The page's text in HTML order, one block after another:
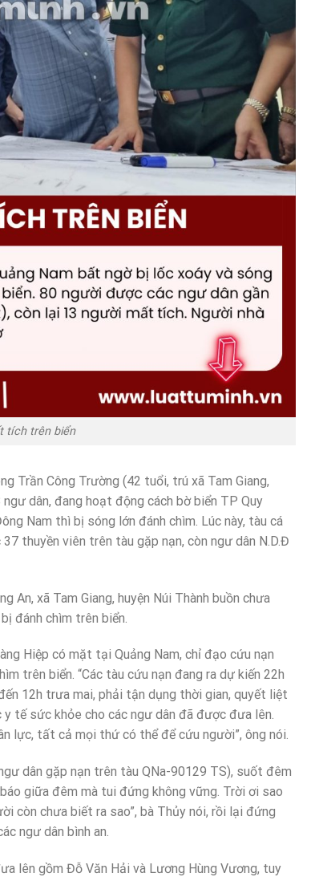
tích trên biển
Trần Công Trường (42 tuổi, trú xã Tam Giang,
dân, đang hoạt động cách bờ biển TP Quy
Nam thì bị sóng lớn đánh chìm. Lúc này, tàu cá
thuyền viên trên tàu gặp nạn, còn ngư dân N.D.Đ
An, xã Tam Giang, huyện Núi Thành buồn chưa
đánh chìm trên biển.
Hiệp có mặt tại Quảng Nam, chỉ đạo cứu nạn
trên biển. “Các tàu cứu nạn đang ra dự kiến 22h
12h trưa mai, phải tận dụng thời gian, quyết liệt
tế sức khỏe cho các ngư dân đã được đưa lên.
lực, tất cả mọi thứ có thể để cứu người”, ông nói.
dân gặp nạn trên tàu QNa-90129 TS), suốt đêm
giữa đêm mà tui đứng không vững. Trời ơi sao
còn chưa biết ra sao”, bà Thủy nói, rồi lại đứng
ngư dân bình an.
lên gồm Đỗ Văn Hải và Lương Hùng Vương, tuy